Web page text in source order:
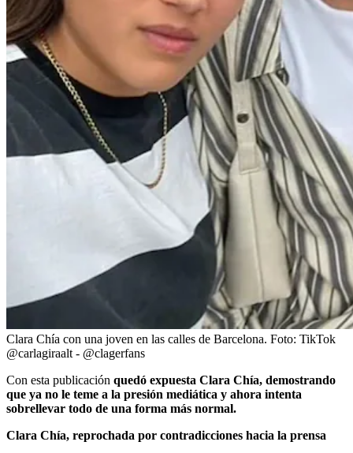
Clara Chía con una joven en las calles de Barcelona. Foto: TikTok
@carlagiraalt - @clagerfans
Con esta publicación quedó expuesta Clara Chía, demostrando
que ya no le teme a la presión mediática y ahora intenta
sobrellevar todo de una forma más normal.
Clara Chía, reprochada por contradicciones hacia la prensa